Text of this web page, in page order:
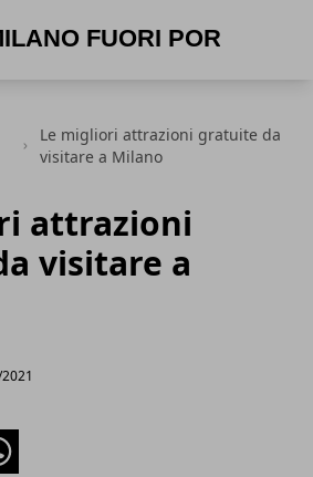
Le migliori attrazioni gratuite da
visitare a Milano
attrazioni
visitare a